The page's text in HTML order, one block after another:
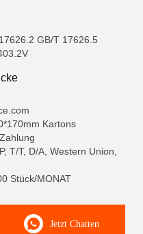
GB/T 17626.5
Kartons
T/T, D/A, Western Union,
Stück/MONAT
Jetzt Chatten